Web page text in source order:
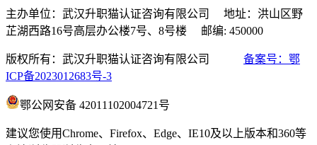
主办单位：武汉升职猫认证咨询有限公司 地址：洪山区野
芷湖西路16号高层办公楼7号、8号楼 邮编: 450000
版权所有：武汉升职猫认证咨询有限公司 备案号：鄂
ICP备2023012683号-3
鄂公网安备 42011102004721号
建议您使用Chrome、Firefox、Edge、IE10及以上版本和360等